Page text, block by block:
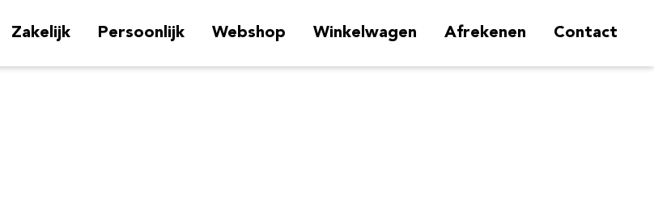
Zakelijk Persoonlijk Webshop Winkelwagen Afrekenen Contact